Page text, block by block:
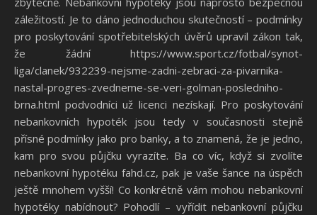
záležitostí. Je to dáno jednoduchou skutečností – podmínky
pro poskytování spotřebitelských úvěrů upravil zákon tak,
že žádní https://www.sport.cz/fotbal/synot-
liga/clanek/932239-nejsme-zadni-zebraci-za-pivarnika-
nastal-progres-zvedneme-se-veri-golman-posledniho-
brna.html podvodníci už licenci nezískají. Pro poskytování
nebankovních hypoték jsou tedy v současnosti stejně
přísné podmínky jako pro banky, a to znamená, že je jedno,
kam pro svou půjčku vyrazíte. Ba co víc, když si zvolíte
nebankovní hypotéku fahd.cz, pak je vaše šance na úspěch
ještě mnohem vyšší! Co konkrétně vám mohou nebankovní
hypotéky nabídnout? Pohodlí – vyřídit nebankovní půjčku